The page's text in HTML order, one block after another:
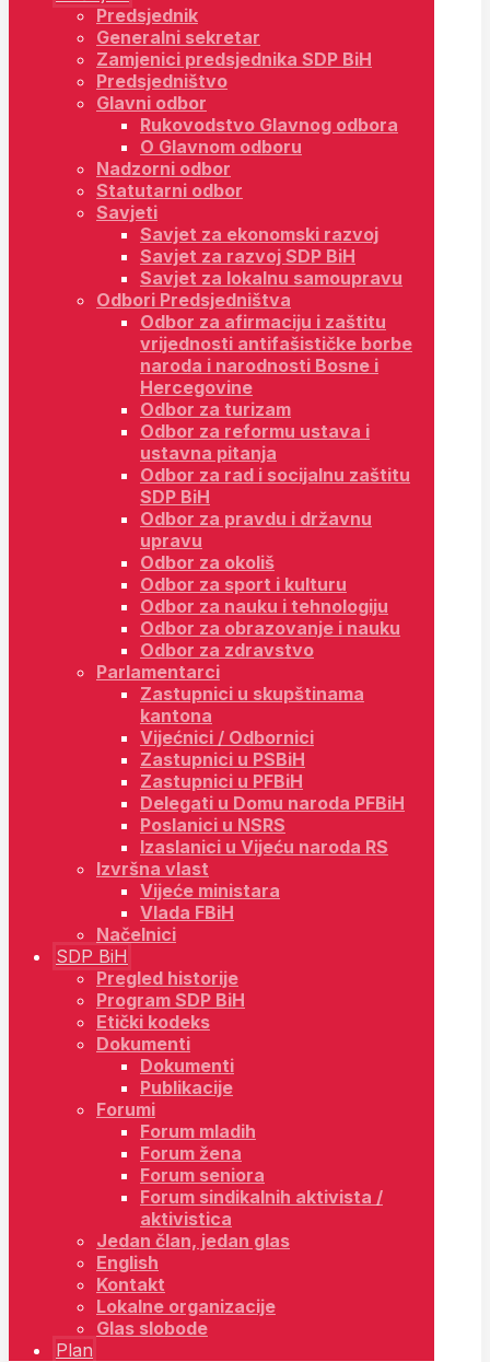
Predsjednik
Generalni sekretar
Zamjenici predsjednika SDP BiH
Predsjedništvo
Glavni odbor
Rukovodstvo Glavnog odbora
O Glavnom odboru
Nadzorni odbor
Statutarni odbor
Savjeti
Savjet za ekonomski razvoj
Savjet za razvoj SDP BiH
Savjet za lokalnu samoupravu
Odbori Predsjedništva
Odbor za afirmaciju i zaštitu
vrijednosti antifašističke borbe
naroda i narodnosti Bosne i
Hercegovine
Odbor za turizam
Odbor za reformu ustava i
ustavna pitanja
Odbor za rad i socijalnu zaštitu
SDP BiH
Odbor za pravdu i državnu
upravu
Odbor za okoliš
Odbor za sport i kulturu
Odbor za nauku i tehnologiju
Odbor za obrazovanje i nauku
Odbor za zdravstvo
Parlamentarci
Zastupnici u skupštinama
kantona
Vijećnici / Odbornici
Zastupnici u PSBiH
Zastupnici u PFBiH
Delegati u Domu naroda PFBiH
Poslanici u NSRS
Izaslanici u Vijeću naroda RS
Izvršna vlast
Vijeće ministara
Vlada FBiH
Načelnici
SDP BiH
Pregled historije
Program SDP BiH
Etički kodeks
Dokumenti
Dokumenti
Publikacije
Forumi
Forum mladih
Forum žena
Forum seniora
Forum sindikalnih aktivista /
aktivistica
Jedan član, jedan glas
English
Kontakt
Lokalne organizacije
Glas slobode
Plan